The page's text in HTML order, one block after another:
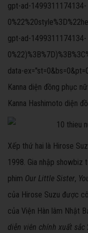
gpt-ad-1499311174134-
gpt-ad-1499311174134-
data-
Kanna diện đồng phục
Kanna Hashimoto diện
Xếp thứ hai là Hirose
1998. Gia nhập showbiz
phim Our Little Sister,
của Hirose Suzu được
của Viện Hàn lâm Nhật
diễn viên chính xuất sắc